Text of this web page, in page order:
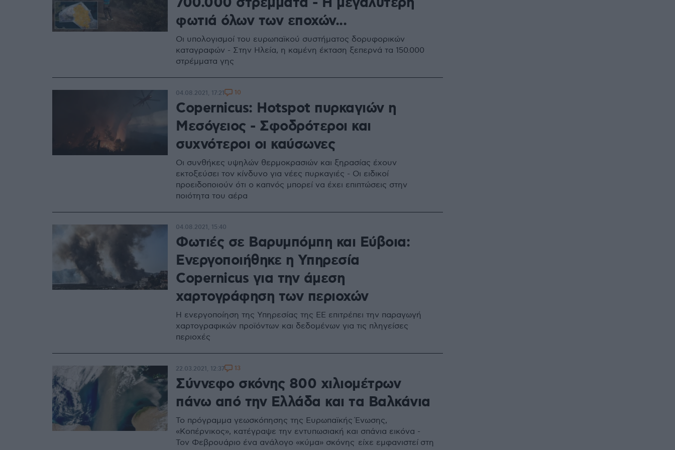
φωτιά όλων των εποχών...
Οι υπολογισμοί του ευρωπαϊκού συστήματος δορυφορικών
καταγραφών - Στην Ηλεία, η καμένη έκταση ξεπερνά τα 150.000
στρέμματα γης
Copernicus: Hotspot πυρκαγιών η
Μεσόγειος - Σφοδρότεροι και
συχνότεροι οι καύσωνες
Οι συνθήκες υψηλών θερμοκρασιών και ξηρασίας έχουν
εκτοξεύσει τον κίνδυνο για νέες πυρκαγιές - Οι ειδικοί
προειδοποιούν ότι ο καπνός μπορεί να έχει επιπτώσεις στην
ποιότητα του αέρα
04.08.2021, 17:21 10
Φωτιές σε Βαρυμπόμπη και Εύβοια:
Ενεργοποιήθηκε η Υπηρεσία
Copernicus για την άμεση
χαρτογράφηση των περιοχών
Η ενεργοποίηση της Υπηρεσίας της ΕΕ επιτρέπει την παραγωγή
χαρτογραφικών προϊόντων και δεδομένων για τις πληγείσες
περιοχές
04.08.2021, 15:40
Σύννεφο σκόνης 800 χιλιομέτρων
πάνω από την Ελλάδα και τα Βαλκάνια
Το πρόγραμμα γεωσκόπησης της Ευρωπαϊκής Ένωσης,
«Κοπέρνικος», κατέγραψε την εντυπωσιακή και σπάνια εικόνα -
Τον Φεβρουάριο ένα ανάλογο «κύμα» σκόνης είχε εμφανιστεί στη
22.03.2021, 12:37 13